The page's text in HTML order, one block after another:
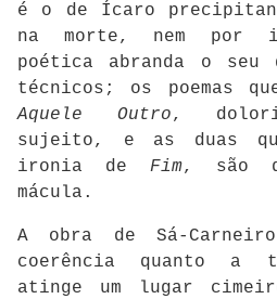
é o de Ícaro
na morte, nem por
poética abranda o seu
técnicos; os poemas
Aquele Outro,
sujeito, e as duas
ironia de Fim, são
mácula.
A obra de Sá-
coerência quanto a
atinge um lugar